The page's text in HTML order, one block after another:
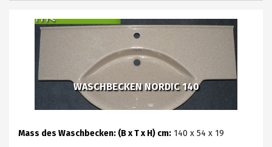
WASCHBECKEN NORDIC 140
Mass des Waschbecken: (B x T x H) cm: 140 x 54 x 19